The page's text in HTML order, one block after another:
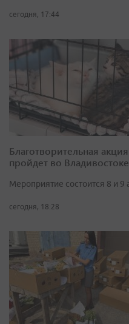
сегодня, 17:44
Благотворительная
пройдет во Владивостоке
Мероприятие состоится 8 и 9
сегодня, 18:28